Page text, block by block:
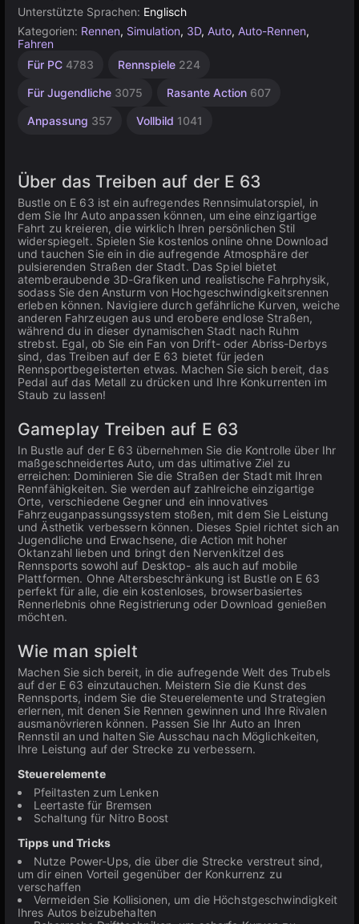
Unterstützte Sprachen: Englisch
Kategorien: Rennen, Simulation, 3D, Auto, Auto-Rennen,
Fahren
Für PC 4783 Rennspiele 224
Für Jugendliche 3075 Rasante Action 607
Anpassung 357 Vollbild 1041
Fahrzeuge
Autotuning
Autounfall
Desktop
Für 1
4143
Indie
Demolition
Hochwertige
Russisch
Kartenspiele
Open-
382
Browser
Unity
3175
Über das Treiben auf der E 63
Bustle on E 63 ist ein aufregendes Rennsimulatorspiel, in
dem Sie Ihr Auto anpassen können, um eine einzigartige
Fahrt zu kreieren, die wirklich Ihren persönlichen Stil
widerspiegelt. Spielen Sie kostenlos online ohne Download
und tauchen Sie ein in die aufregende Atmosphäre der
pulsierenden Straßen der Stadt. Das Spiel bietet
atemberaubende 3D-Grafiken und realistische Fahrphysik,
sodass Sie den Ansturm von Hochgeschwindigkeitsrennen
erleben können. Navigiere durch gefährliche Kurven, weiche
anderen Fahrzeugen aus und erobere endlose Straßen,
während du in dieser dynamischen Stadt nach Ruhm
strebst. Egal, ob Sie ein Fan von Drift- oder Abriss-Derbys
sind, das Treiben auf der E 63 bietet für jeden
Rennsportbegeisterten etwas. Machen Sie sich bereit, das
Pedal auf das Metall zu drücken und Ihre Konkurrenten im
Staub zu lassen!
Gameplay Treiben auf E 63
In Bustle auf der E 63 übernehmen Sie die Kontrolle über Ihr
maßgeschneidertes Auto, um das ultimative Ziel zu
erreichen: Dominieren Sie die Straßen der Stadt mit Ihren
Rennfähigkeiten. Sie werden auf zahlreiche einzigartige
Orte, verschiedene Gegner und ein innovatives
Fahrzeuganpassungssystem stoßen, mit dem Sie Leistung
und Ästhetik verbessern können. Dieses Spiel richtet sich an
Jugendliche und Erwachsene, die Action mit hoher
Oktanzahl lieben und bringt den Nervenkitzel des
Rennsports sowohl auf Desktop- als auch auf mobile
Plattformen. Ohne Altersbeschränkung ist Bustle on E 63
perfekt für alle, die ein kostenloses, browserbasiertes
Rennerlebnis ohne Registrierung oder Download genießen
möchten.
Wie man spielt
Machen Sie sich bereit, in die aufregende Welt des Trubels
auf der E 63 einzutauchen. Meistern Sie die Kunst des
Rennsports, indem Sie die Steuerelemente und Strategien
erlernen, mit denen Sie Rennen gewinnen und Ihre Rivalen
ausmanövrieren können. Passen Sie Ihr Auto an Ihren
Rennstil an und halten Sie Ausschau nach Möglichkeiten,
Ihre Leistung auf der Strecke zu verbessern.
Steuerelemente
Pfeiltasten zum Lenken
Leertaste für Bremsen
Schaltung für Nitro Boost
Tipps und Tricks
Nutze Power-Ups, die über die Strecke verstreut sind,
um dir einen Vorteil gegenüber der Konkurrenz zu
verschaffen
Vermeiden Sie Kollisionen, um die Höchstgeschwindigkeit
Ihres Autos beizubehalten